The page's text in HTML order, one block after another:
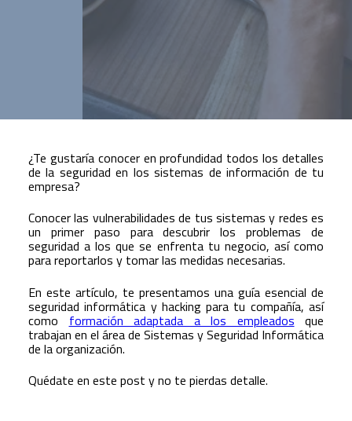
¿Te gustaría conocer en profundidad todos los detalles
de la seguridad en los sistemas de información de tu
empresa?
Conocer las vulnerabilidades de tus sistemas y redes es
un primer paso para descubrir los problemas de
seguridad a los que se enfrenta tu negocio, así como
para reportarlos y tomar las medidas necesarias.
En este artículo, te presentamos una guía esencial de
seguridad informática y hacking para tu compañía, así
como formación adaptada a los empleados que
trabajan en el área de Sistemas y Seguridad Informática
de la organización.
Quédate en este post y no te pierdas detalle.